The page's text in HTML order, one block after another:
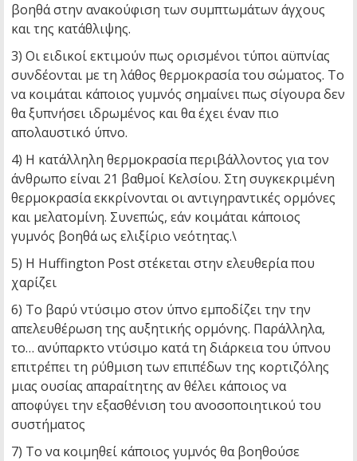
βοηθά στην ανακούφιση των συμπτωμάτων άγχους
και της κατάθλιψης.
3) Οι ειδικοί εκτιμούν πως ορισμένοι τύποι αϋπνίας
συνδέονται με τη λάθος θερμοκρασία του σώματος. Το
να κοιμάται κάποιος γυμνός σημαίνει πως σίγουρα δεν
θα ξυπνήσει ιδρωμένος και θα έχει έναν πιο
απολαυστικό ύπνο.
4) Η κατάλληλη θερμοκρασία περιβάλλοντος για τον
άνθρωπο είναι 21 βαθμοί Κελσίου. Στη συγκεκριμένη
θερμοκρασία εκκρίνονται οι αντιγηραντικές ορμόνες
και μελατομίνη. Συνεπώς, εάν κοιμάται κάποιος
γυμνός βοηθά ως ελιξίριο νεότητας.\
5) Η Huffington Post στέκεται στην ελευθερία που
χαρίζει
6) Το βαρύ ντύσιμο στον ύπνο εμποδίζει την την
απελευθέρωση της αυξητικής ορμόνης. Παράλληλα,
το… ανύπαρκτο ντύσιμο κατά τη διάρκεια του ύπνου
επιτρέπει τη ρύθμιση των επιπέδων της κορτιζόλης
μιας ουσίας απαραίτητης αν θέλει κάποιος να
αποφύγει την εξασθένιση του ανοσοποιητικού του
συστήματος
7) Το να κοιμηθεί κάποιος γυμνός θα βοηθούσε